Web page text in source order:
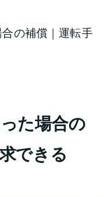
の補償｜運転手
た場合の
できる